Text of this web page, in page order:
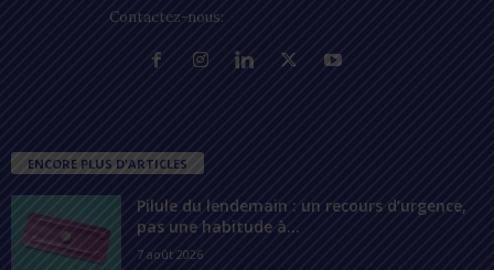
Contactez-nous:
ENCORE PLUS D'ARTICLES
Pilule du lendemain : un recours d’urgence,
pas une habitude à...
7 août 2026